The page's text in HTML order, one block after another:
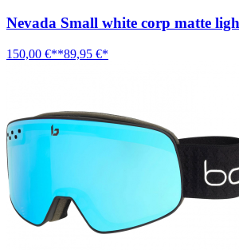
Nevada Small white corp matte
150,00 €**89,95 €*